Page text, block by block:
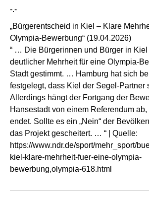
-.-
„Bürgerentscheid in Kiel – Klare
Olympia-Bewerbung“ (19.04.2026)
“ … Die Bürgerinnen und Bürger in Kiel
deutlicher Mehrheit für eine Olympia-
Stadt gestimmt. … Hamburg hat sich
festgelegt, dass Kiel der Segel-Partner
Allerdings hängt der Fortgang der
Hansestadt von einem Referendum
endet. Sollte es ein „Nein“ der
das Projekt gescheitert. … “ | Quelle:
https://www.ndr.de/sport/mehr_sport/
kiel-klare-mehrheit-fuer-eine-olympia-
bewerbung,olympia-618.html